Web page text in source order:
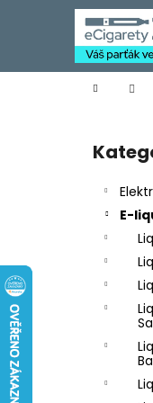
Domů
Přeskočit
kategorie
E-
í
Zpět
do
Zpět
do